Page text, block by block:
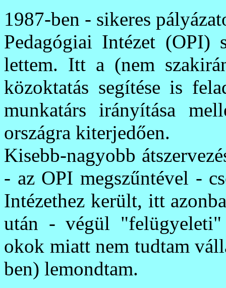
1987-ben - sikeres
Pedagógiai Intézet (OPI)
lettem. Itt a (nem
közoktatás segítése is
munkatárs irányítása
országra kiterjedően.
Kisebb-nagyobb
- az OPI megszűntével -
Intézethez került, itt
után - végül
okok miatt nem tudtam
ben) lemondtam.